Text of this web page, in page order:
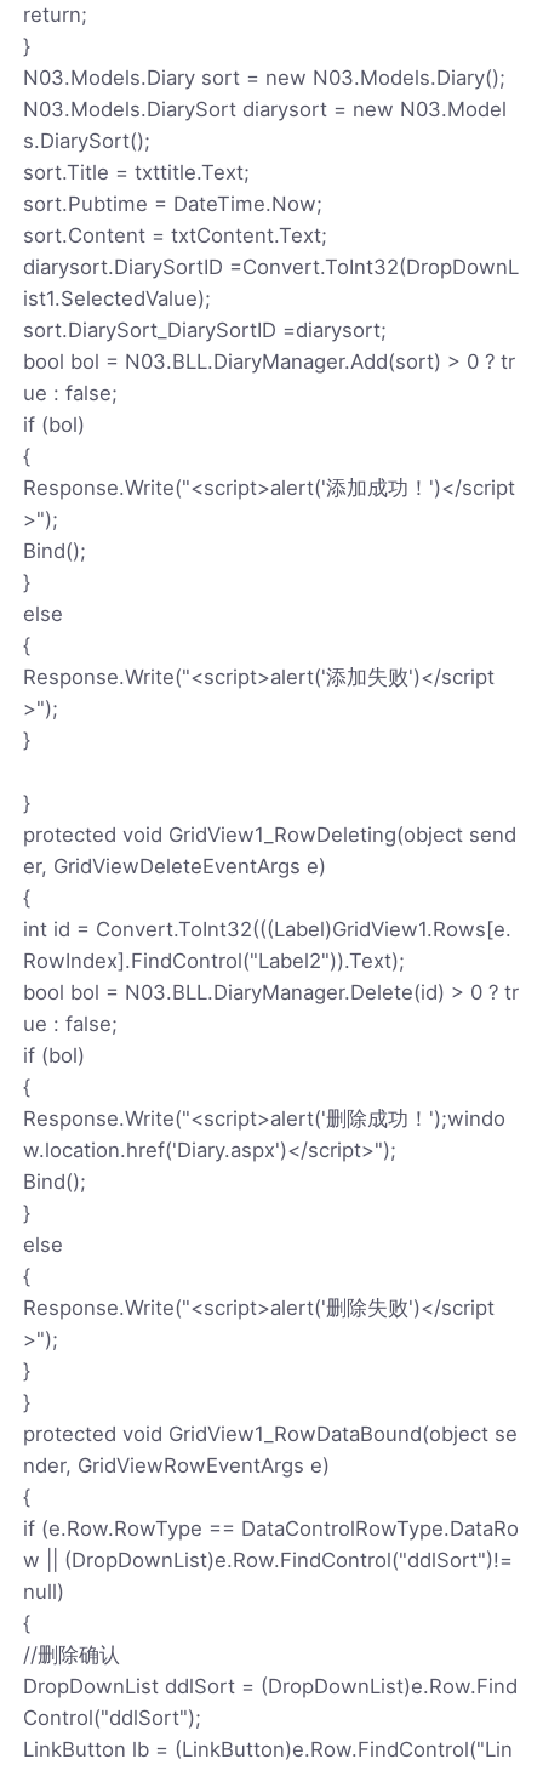
return;
}
N03.Models.Diary sort = new N03.Models.Diary();
N03.Models.DiarySort diarysort = new N03.Model
s.DiarySort();
sort.Title = txttitle.Text;
sort.Pubtime = DateTime.Now;
sort.Content = txtContent.Text;
diarysort.DiarySortID =Convert.ToInt32(DropDownL
ist1.SelectedValue);
sort.DiarySort_DiarySortID =diarysort;
bool bol = N03.BLL.DiaryManager.Add(sort) > 0 ? tr
ue : false;
if (bol)
{
Response.Write("<script>alert('添加成功！')</script
>");
Bind();
}
else
{
Response.Write("<script>alert('添加失败')</script
>");
}
}
protected void GridView1_RowDeleting(object send
er, GridViewDeleteEventArgs e)
{
int id = Convert.ToInt32(((Label)GridView1.Rows[e.
RowIndex].FindControl("Label2")).Text);
bool bol = N03.BLL.DiaryManager.Delete(id) > 0 ? tr
ue : false;
if (bol)
{
Response.Write("<script>alert('删除成功！');windo
w.location.href('Diary.aspx')</script>");
Bind();
}
else
{
Response.Write("<script>alert('删除失败')</script
>");
}
}
protected void GridView1_RowDataBound(object se
nder, GridViewRowEventArgs e)
{
if (e.Row.RowType == DataControlRowType.DataRo
w || (DropDownList)e.Row.FindControl("ddlSort")!=
null)
{
//删除确认
DropDownList ddlSort = (DropDownList)e.Row.Find
Control("ddlSort");
LinkButton lb = (LinkButton)e.Row.FindControl("Lin